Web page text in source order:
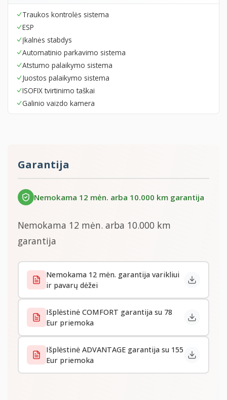
Traukos kontrolės sistema
ESP
Įkalnės stabdys
Automatinio parkavimo sistema
Atstumo palaikymo sistema
Juostos palaikymo sistema
ISOFIX tvirtinimo taškai
Galinio vaizdo kamera
Garantija
Nemokama 12 mėn. arba 10.000 km garantija
Nemokama 12 mėn. arba 10.000 km
garantija
Nemokama 12 mėn. garantija varikliui
ir pavarų dėžei
Išplėstinė COMFORT garantija su 78
Eur priemoka
Išplėstinė ADVANTAGE garantija su 155
Eur priemoka